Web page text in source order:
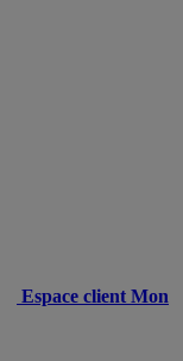
Espace client Mon